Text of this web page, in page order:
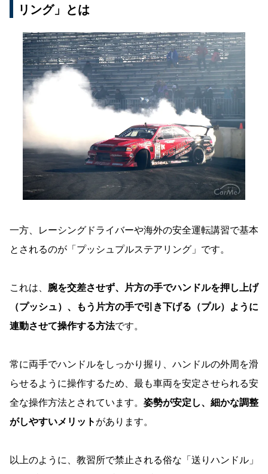
リング」とは
一方、レーシングドライバーや海外の安全運転講習で基本
とされるのが「プッシュプルステアリング」です。
これは、 腕を交差させず、片方の手でハンドルを押し上げ
（プッシュ）、もう片方の手で引き下げる（プル）ように
連動させて操作する方法です。
常に両手でハンドルをしっかり握り、ハンドルの外周を滑
らせるように操作するため、最も車両を安定させられる安
全な操作方法とされています。 姿勢が安定し、細かな調整
がしやすいメリット があります。
以上のように、教習所で禁止される俗な「送りハンドル」